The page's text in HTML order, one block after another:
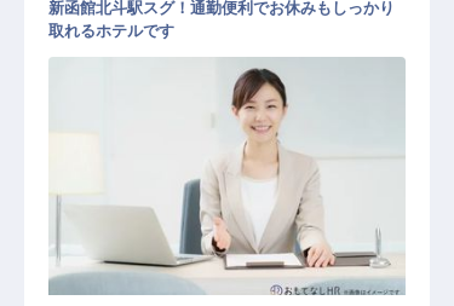
新函館北斗駅スグ！通勤便利でお休みもしっかり
取れるホテルです